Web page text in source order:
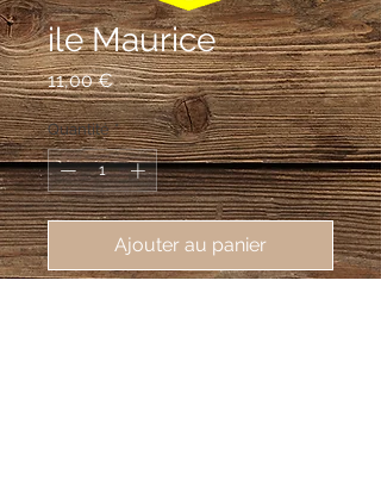
ile Maurice
11,00 €Prix
Quantité *
Ajouter au panier